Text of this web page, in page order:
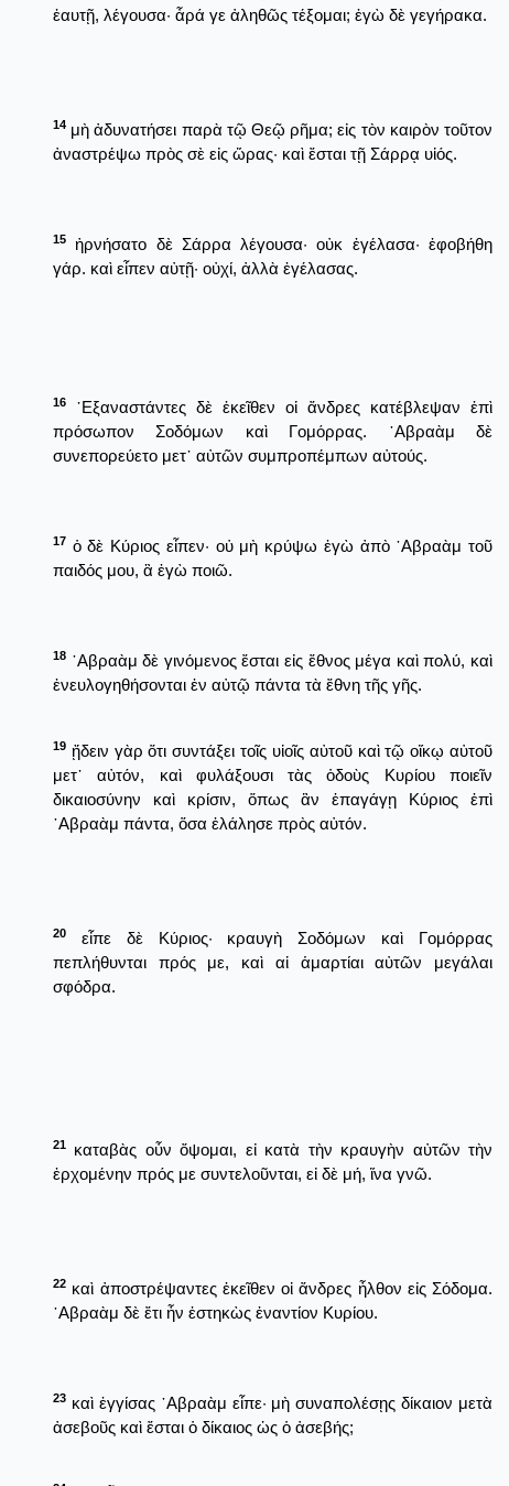
ἑαυτῇ, λέγουσα· ἆρά γε ἀληθῶς τέξομαι; ἐγὼ δὲ γεγήρακα.
14 μὴ ἀδυνατήσει παρὰ τῷ Θεῷ ρῆμα; εἰς τὸν καιρὸν τοῦτον
ἀναστρέψω πρὸς σὲ εἰς ὥρας· καὶ ἔσται τῇ Σάρρᾳ υἱός.
15
ἠρνήσατο δὲ Σάρρα λέγουσα· οὐκ ἐγέλασα· ἐφοβήθη
γάρ. καὶ εἶπεν αὐτῇ· οὐχί, ἀλλὰ ἐγέλασας.
16
᾿Εξαναστάντες δὲ ἐκεῖθεν οἱ ἄνδρες κατέβλεψαν ἐπὶ
πρόσωπον Σοδόμων καὶ Γομόρρας. ῾Αβραὰμ δὲ
συνεπορεύετο μετ᾿ αὐτῶν συμπροπέμπων αὐτούς.
17 ὁ δὲ Κύριος εἶπεν· οὐ μὴ κρύψω ἐγὼ ἀπὸ ῾Αβραὰμ τοῦ
παιδός μου, ἃ ἐγὼ ποιῶ.
18 ῾Αβραὰμ δὲ γινόμενος ἔσται εἰς ἔθνος μέγα καὶ πολύ, καὶ
ἐνευλογηθήσονται ἐν αὐτῷ πάντα τὰ ἔθνη τῆς γῆς.
19 ᾔδειν γὰρ ὅτι συντάξει τοῖς υἱοῖς αὐτοῦ καὶ τῷ οἴκῳ αὐτοῦ
μετ᾿ αὐτόν, καὶ φυλάξουσι τὰς ὁδοὺς Κυρίου ποιεῖν
δικαιοσύνην καὶ κρίσιν, ὅπως ἂν ἐπαγάγῃ Κύριος ἐπὶ
῾Αβραὰμ πάντα, ὅσα ἐλάλησε πρὸς αὐτόν.
20
εἶπε δὲ Κύριος· κραυγὴ Σοδόμων καὶ Γομόρρας
πεπλήθυνται πρός με, καὶ αἱ ἁμαρτίαι αὐτῶν μεγάλαι
σφόδρα.
21
καταβὰς οὖν ὄψομαι, εἰ κατὰ τὴν κραυγὴν αὐτῶν τὴν
ἐρχομένην πρός με συντελοῦνται, εἰ δὲ μή, ἵνα γνῶ.
22 καὶ ἀποστρέψαντες ἐκεῖθεν οἱ ἄνδρες ἦλθον εἰς Σόδομα.
῾Αβραὰμ δὲ ἔτι ἦν ἑστηκὼς ἐναντίον Κυρίου.
23 καὶ ἐγγίσας ῾Αβραὰμ εἶπε· μὴ συναπολέσῃς δίκαιον μετὰ
ἀσεβοῦς καὶ ἔσται ὁ δίκαιος ὡς ὁ ἀσεβής;